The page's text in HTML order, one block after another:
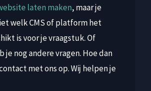
laten maken, maar je
welk CMS of platform het
is voor je vraagstuk. Of
je nog andere vragen. Hoe dan
met ons op. Wij helpen je